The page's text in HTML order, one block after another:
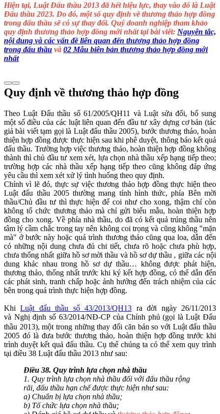
Hiện tại, Luật Đấu thầu 2013 đã hết hiệu lực, thay vào đó là Luật
Đấu thầu 2023. Do đó, một số quy định về thương thảo hợp đồng
trong đấu thầu sẽ có sự thay đổi. Quý doanh nghiệp tham khảo
quy định thương thảo hợp đồng mới nhất tại bài viết: Nguyên tắc,
nội dung và các vấn đề liên quan đến thương thảo hợp đồng
trong đấu thầu và 02 Mẫu biên bản thương thảo hợp đồng mới
nhất
Quy định về thương thảo hợp đồng
Theo Luật Đấu thầu số 61/2005/QH11 và Luật sửa đổi, bổ sung
một số điều của các luật liên quan đến đầu tư xây dựng cơ bản (tác
giả bài viết tạm gọi là Luật đấu thầu 2005), bước thương thảo, hoàn
thiện hợp đồng được thực hiện sau khi phê duyệt, thông báo kết quả
đấu thầu. Trường hợp việc thương thảo, hoàn thiện hợp đồng không
thành thì chủ đầu tư xem xét, lựa chọn nhà thầu xếp hạng tiếp theo;
trường hợp các nhà thầu xếp hạng tiếp theo cũng không đáp ứng
yêu cầu thì xem xét xử lý tình huống theo quy định.
Chính vì lẽ đó, thực sự việc thương thảo hợp đồng thực hiện theo
Luật đấu thầu 2005 thường mang tính hình thức, phía Bên mời
thầu/Chủ đầu tư thì thực hiện để coi như cho xong, thậm chí còn
không tổ chức thương thảo mà chỉ gửi biểu mẫu, hoàn thiện hợp
đồng cho xong. Về phía nhà thầu, do đã có kết quả trúng thầu nên
tâm lý cầm chắc trong tay nên không coi trọng và cũng không "mặn
mà" ở bước này hoặc quá trình thương thảo cũng qua loa, dẫn đến
có những nội dung chưa đủ chi tiết, chưa rõ hoặc chưa phù hợp,
chưa thống nhất giữa hồ sơ mời thầu và hồ sơ dự thầu , giữa các nội
dung khác nhau trong hồ sơ dự thầu… không được phát hiện,
thương thảo, thống nhất trước khi ký kết hợp đồng, có thể dẫn đến
các phát sinh, tranh chấp hoặc ảnh hưởng đến trách nhiệm của các
bên trong quá trình thực hiện hợp đồng.
KhiLuật đấu thầu số 43/2013/QH13 ra đời ngày 26/11/2013
và Nghị định số 63/2014/NĐ-CP của Chính phủ (gọi là Luật Đấu
thầu 2013), một trong những thay đổi căn bản so với Luật đấu thầu
2005 đó là đưa bước thương thảo, hoàn thiện hợp đồng trước khi
trình duyệt kết quả đấu thầu. Cụ thể chúng ta có thể xem quy trình
tại điều 38 Luật đấu thầu 2013 như sau:
Điều 38. Quy trình lựa chọn nhà thầu
1. Quy trình lựa chọn nhà thầu đối với đấu thầu rộng
rãi, đấu thầu hạn chế được thực hiện như sau:
a) Chuẩn bị lựa chọn nhà thầu;
b) Tổ chức lựa chọn nhà thầu;